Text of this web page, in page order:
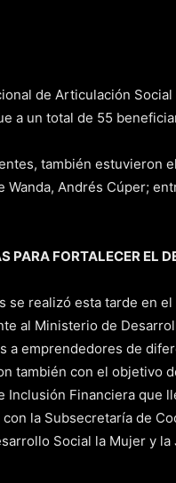
de Articulación
a un total de 55
también estuvieron
Wanda, Andrés Cúper;
PARA FORTALECER EL
se realizó esta tarde en
al Ministerio de
a emprendedores de
también con el objetivo
Inclusión Financiera que
la Subsecretaría de
Social la Mujer y